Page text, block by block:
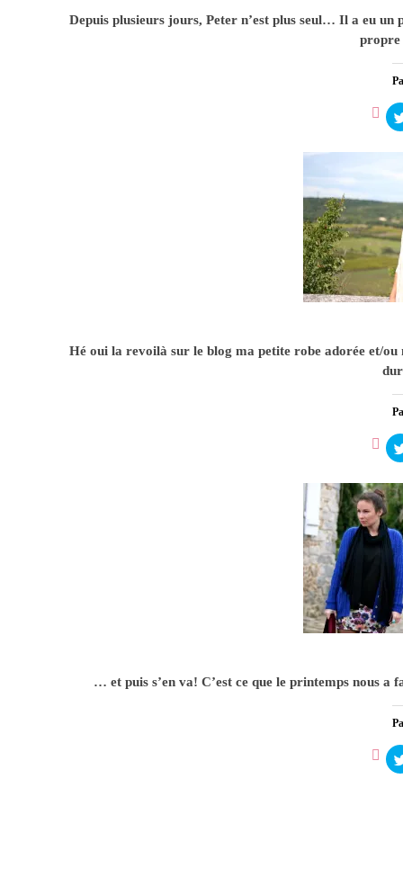
Depuis plusieurs jours, Peter n’est plus seul… Il a eu un
Hé oui la revoilà sur le blog ma petite robe adorée et/
… et puis s’en va! C’est ce que le printemps nous